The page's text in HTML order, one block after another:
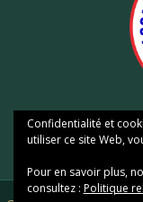
Confidentialité et
utiliser ce site Web,
Pour en savoir plus,
consultez : Politique